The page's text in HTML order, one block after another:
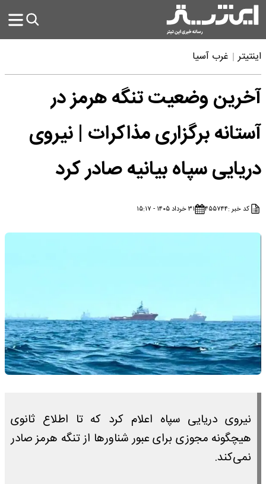
اینتیتر غرب آسیا
آخرین وضعیت تنگه هرمز در
آستانه برگزاری مذاکرات | نیروی
دریایی سپاه بیانیه صادر کرد
کد خبر :۴۵۵۷۴۴ ۳۱ خرداد ۱۴۰۵ - ۱۵:۱۷
نیروی دریایی سپاه اعلام کرد که تا اطلاع ثانوی
هیچگونه مجوزی برای عبور شناورها از تنگه هرمز صادر
نمی‌کند.